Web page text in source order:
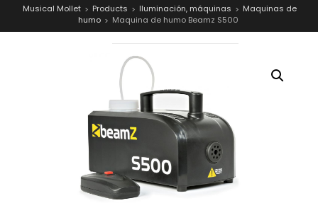
Musical Mollet > Products > Iluminación, máquinas > Maquinas de
humo > Maquina de humo Beamz S500